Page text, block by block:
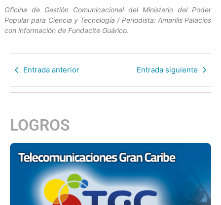
Oficina de Gestión Comunicacional del Ministerio del Poder
Popular para Ciencia y Tecnología / Periodista: Amarilis Palacios
con información de Fundacite Guárico.
Entrada anterior Entrada siguiente
LOGROS